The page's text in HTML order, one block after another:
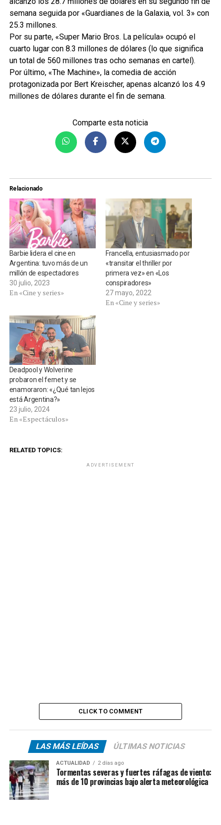
semana seguida por «Guardianes de la Galaxia, vol. 3» con
25.3 millones.
Por su parte, «Super Mario Bros. La película» ocupó el
cuarto lugar con 8.3 millones de dólares (lo que significa
un total de 560 millones tras ocho semanas en cartel).
Por último, «The Machine», la comedia de acción
protagonizada por Bert Kreischer, apenas alcanzó los 4.9
millones de dólares durante el fin de semana.
Comparte esta noticia
Relacionado
Barbie lidera el cine en
Argentina: tuvo más de un
millón de espectadores
30 julio, 2023
En «Cine y series»
Francella, entusiasmado por
«transitar el thriller por
primera vez» en «Los
conspiradores»
27 mayo, 2022
En «Cine y series»
Deadpool y Wolverine
probaron el fernet y se
enamoraron: «¿Qué tan lejos
está Argentina?»
23 julio, 2024
En «Espectáculos»
RELATED TOPICS:
ADVERTISEMENT
CLICK TO COMMENT
LAS MÁS LEÍDAS ÚLTIMAS NOTICIAS
ACTUALIDAD 2 días ago
Tormentas severas y fuertes ráfagas de viento:
más de 10 provincias bajo alerta meteorológica